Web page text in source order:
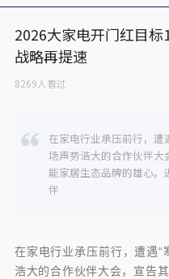
2026大家电开门红目
战略再提速
8269人看过
在家电行业承压前行
场声势浩大的合作伙
在家电行业承压前行，遭遇“
浩大的合作伙伴大会，宣告